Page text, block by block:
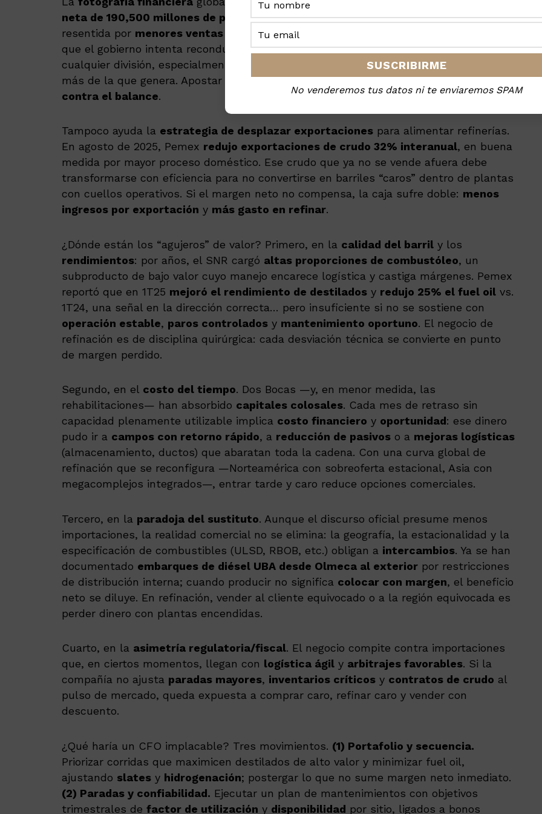
neta de 190,500 millones de pesos (~9.1 mil millones de dólares), la empresa siguió
resentida por menores ventas y mayores costos
que el gobierno intenta reconducir con recompras y alivios fiscales— obliga a que
cualquier división, especialmente la de refinación, aporte caja o al menos no consuma
más de la que genera. Apostar por un negocio con rentabilidad esquiva esapostar
contra el balance.
Tampoco ayuda la estrategia de desplazar exportaciones para alimentar refinerías.
En agosto de 2025, Pemex redujo exportaciones de crudo 32% interanual, en buena
medida por mayor proceso doméstico. Ese crudo que ya no se vende afuera debe
transformarse con eficiencia para no convertirse en barriles “caros” dentro de plantas
con cuellos operativos. Si el margen neto no compensa, la caja sufre doble: menos
ingresos por exportación y más gasto en refinar.
¿Dónde están los “agujeros” de valor? Primero, en la calidad del barril y los
rendimientos: por años, el SNR cargó altas proporciones de combustóleo, un
subproducto de bajo valor cuyo manejo encarece logística y castiga márgenes. Pemex
reportó que en 1T25 mejoró el rendimiento de destilados y redujo 25% el fuel oil vs.
1T24, una señal en la dirección correcta… pero insuficiente si no se sostiene con
operación estable, paros controlados y mantenimiento oportuno. El negocio de
refinación es de disciplina quirúrgica: cada desviación técnica se convierte en punto
de margen perdido.
Segundo, en el costo del tiempo. Dos Bocas —y, en menor medida, las
rehabilitaciones— han absorbido capitales colosales. Cada mes de retraso sin
capacidad plenamente utilizable implica costo financiero y oportunidad: ese dinero
pudo ir a campos con retorno rápido, a reducción de pasivos o a mejoras logísticas
(almacenamiento, ductos) que abaratan toda la cadena. Con una curva global de
refinación que se reconfigura —Norteamérica con sobreoferta estacional, Asia con
megacomplejos integrados—, entrar tarde y caro reduce opciones comerciales.
Tercero, en la paradoja del sustituto. Aunque el discurso oficial presume menos
importaciones, la realidad comercial no se elimina: la geografía, la estacionalidad y la
especificación de combustibles (ULSD, RBOB, etc.) obligan a intercambios. Ya se han
documentado embarques de diésel UBA desde Olmeca al exterior por restricciones
de distribución interna; cuando producir no significa colocar con margen, el beneficio
neto se diluye. En refinación, vender al cliente equivocado o a la región equivocada es
perder dinero con plantas encendidas.
Cuarto, en la asimetría regulatoria/fiscal. El negocio compite contra importaciones
que, en ciertos momentos, llegan con logística ágil y arbitrajes favorables. Si la
compañía no ajusta paradas mayores, inventarios críticos y contratos de crudo al
pulso de mercado, queda expuesta a comprar caro, refinar caro y vender con
descuento.
¿Qué haría un CFO implacable? Tres movimientos. (1) Portafolio y secuencia.
Priorizar corridas que maximicen destilados de alto valor y minimizar fuel oil,
ajustando slates y hidrogenación; postergar lo que no sume margen neto inmediato.
(2) Paradas y confiabilidad. Ejecutar un plan de mantenimientos con objetivos
trimestrales de factor de utilización y disponibilidad por sitio, ligados a bonos
No venderemos tus datos ni te enviaremos SPAM